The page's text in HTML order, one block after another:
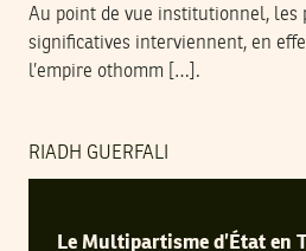
Au point de vue institutionnel, les
significatives interviennent, en
l’empire othomm […].
RIADH GUERFALI
Le Multipartisme d’État en